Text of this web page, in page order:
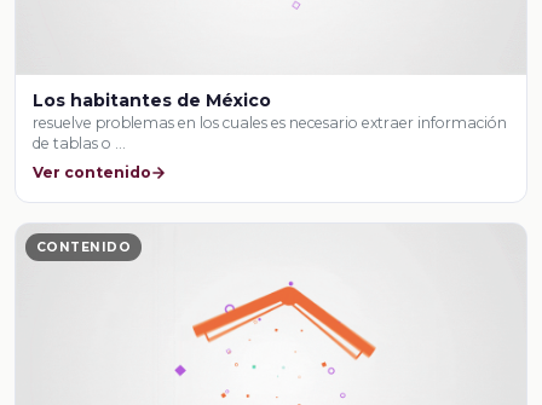
Los habitantes de México
resuelve problemas en los cuales es necesario extraer información
de tablas o …
Ver contenido
CONTENIDO